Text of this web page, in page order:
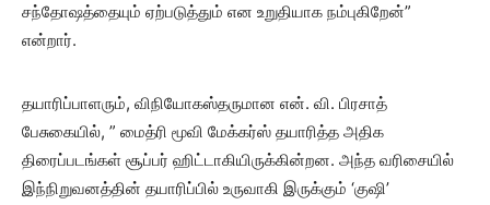
சந்தோஷத்தையும் ஏற்படுத்தும் என உறுதியாக நம்புகிறேன்”
என்றார்.
தயாரிப்பாளரும், விநியோகஸ்தருமான என். வி. பிரசாத்
பேசுகையில், ” மைத்ரி மூவி மேக்கர்ஸ் தயாரித்த அதிக
திரைப்படங்கள் சூப்பர் ஹிட்டாகியிருக்கின்றன. அந்த வரிசையில்
இந்நிறுவனத்தின் தயாரிப்பில் உருவாகி இருக்கும் ‘குஷி’